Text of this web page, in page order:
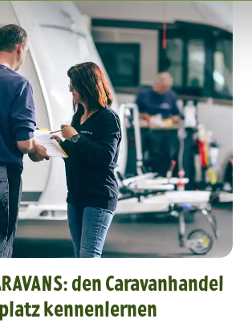
den Caravanhandel
kennenlernen